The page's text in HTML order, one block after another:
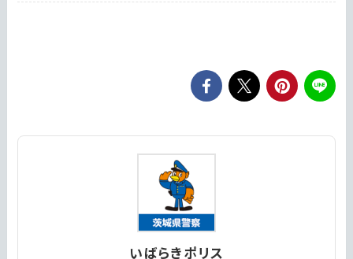
いばらきポリス